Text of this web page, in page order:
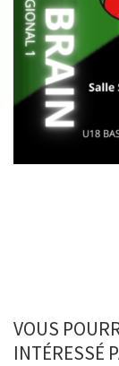
VOUS
INTÉRESSÉ